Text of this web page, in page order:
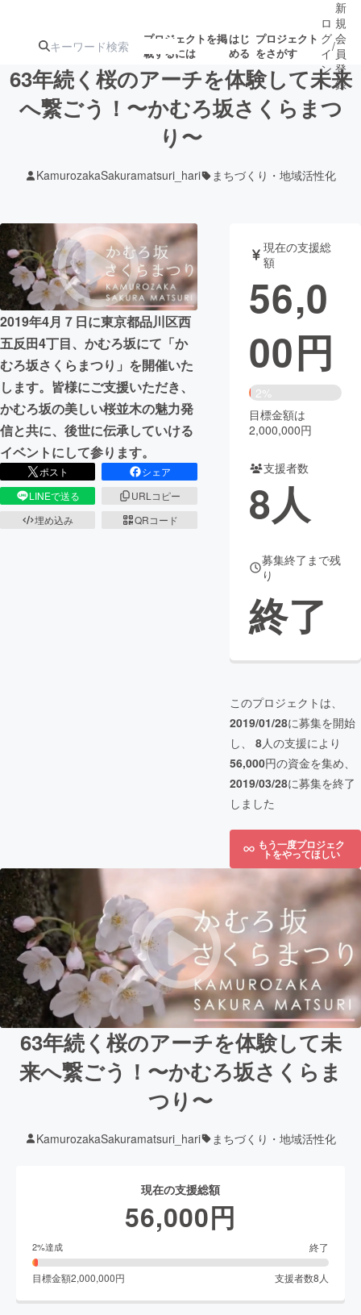
プロジェクトを掲
載するには
はじ
める
プロジェクト
をさがす
注目の新着プロ募集終了が近いプ
テクノロジー・ガジェット
映像・映画 書籍・雑誌
ビジネス・起業 チャレンジ
まちづくり・地域活性化
CAMPFIRE for Social Good
CAMPFIRE Creation
CAMPFIREふるさと納税machi-ya コミュニティ
ロ
グ
イ
ン
/
新
規
会
員
登
録
63年続く桜のアーチを体験して未来
へ繋ごう！〜かむろ坂さくらまつ
り〜
KamurozakaSakuramatsuri_hari まちづくり・地域活性化
2019年4月７日に東京都品川区西
五反田4丁目、かむろ坂にて「か
むろ坂さくらまつり」を開催いた
します。皆様にご支援いただき、
かむろ坂の美しい桜並木の魅力発
信と共に、後世に伝承していける
イベントにして参ります。
ポスト
シェア
LINEで送る
URLコピー
埋め込み
QRコード
現在の支援総
額
56,0
00円
2%
目標金額は
2,000,000円
支援者数
8人
募集終了まで残
り
終了
このプロジェクトは、
2019/01/28に募集を開始
し、 8人の支援により
56,000円の資金を集め、
2019/03/28に募集を終了
しました
もう一度プロジェク
トをやってほしい
63年続く桜のアーチを体験して未
来へ繋ごう！〜かむろ坂さくらま
つり〜
KamurozakaSakuramatsuri_hari まちづくり・地域活性化
現在の支援総額
56,000円
2%達成 終了
目標金額2,000,000円 支援者数8 人